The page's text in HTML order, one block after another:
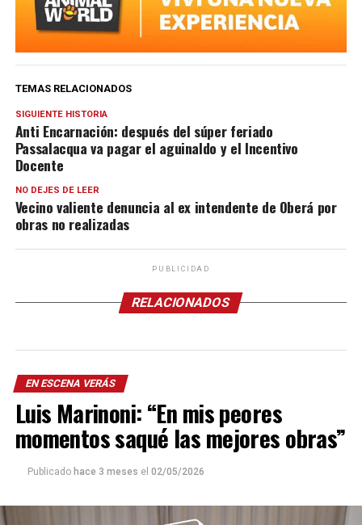
TEMAS RELACIONADOS
SIGUIENTE HISTORIA
Anti Encarnación: después del súper feriado
Passalacqua va pagar el aguinaldo y el Incentivo
Docente
NO DEJES DE LEER
Vecino valiente denuncia al ex intendente de Oberá por
obras no realizadas
PUBLICIDAD
RELACIONADOS
EN ESCENA VERÁS
Luis Marinoni: “En mis peores
momentos saqué las mejores obras”
Publicado hace 3 meses el 02/05/2026